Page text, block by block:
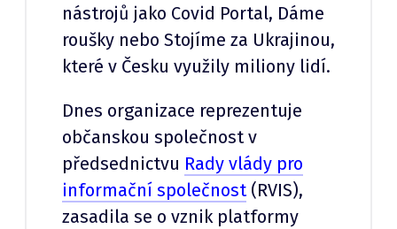
nástrojů jako Covid Portal, Dáme
roušky nebo Stojíme za Ukrajinou,
které v Česku využily miliony lidí.
Dnes organizace reprezentuje
občanskou společnost v
předsednictvu Rady vlády pro
informační společnost(RVIS),
zasadila se o vznik platformy